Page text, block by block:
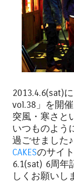
2013.4.6(sat)に
vol.38」を開
突風・寒さと
いつものよう
過ごせました
CAKESのサイ
6.1(sat) 6周年
しくお願いし